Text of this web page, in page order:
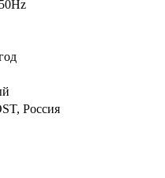
Россия